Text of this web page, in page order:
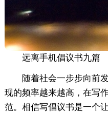
远离手机倡议书九篇
随着社会一步步向前
现的频率越来越高，在写
范。相信写倡议书是一个